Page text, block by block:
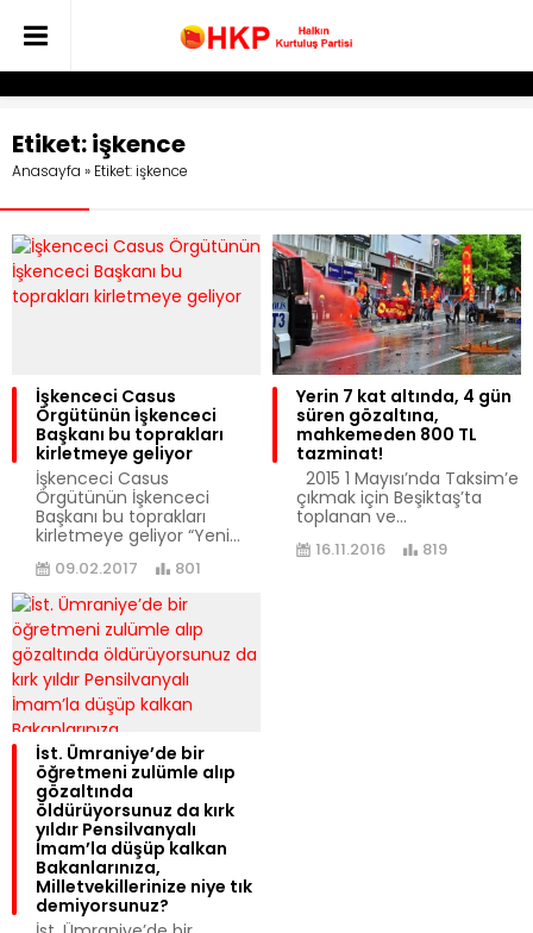
Etiket:işkence
Anasayfa » Etiket: işkence
İşkenceci Casus
Örgütünün İşkenceci
Başkanı bu toprakları
kirletmeye geliyor
İşkenceci Casus
Örgütünün İşkenceci
Başkanı bu toprakları
kirletmeye geliyor “Yeni...
09.02.2017 801
Yerin 7 kat altında, 4 gün
süren gözaltına,
mahkemeden 800 TL
tazminat!
2015 1 Mayısı’nda Taksim’e
çıkmak için Beşiktaş’ta
toplanan ve...
16.11.2016 819
İst. Ümraniye’de bir
öğretmeni zulümle alıp
gözaltında
öldürüyorsunuz da kırk
yıldır Pensilvanyalı
İmam’la düşüp kalkan
Bakanlarınıza,
Milletvekillerinize niye tık
demiyorsunuz?